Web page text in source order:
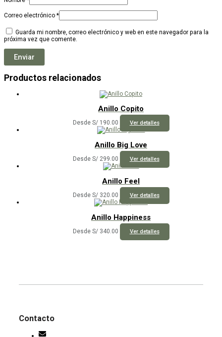
Correo electrónico *
Guarda mi nombre, correo electrónico y web en este navegador para la
próxima vez que comente.
Productos relacionados
Anillo Copito
Desde S/190.00 Ver detalles
producto
variantes.
página
Anillo Big Love
Desde S/299.00 Ver detalles
producto
variantes.
página
Anillo Feel
Desde S/320.00 Ver detalles
producto
variantes.
de
Anillo Happiness
Desde S/340.00 Ver detalles
producto
pueden
Contacto